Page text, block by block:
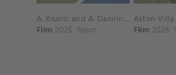
A. Krunic and A. Danilina vs. P. Hon and K. Muchova Match Highlights - BEIJING_Capital Group Diamond ( October 02, 2025)
Film 2025 Sport
Film 2026